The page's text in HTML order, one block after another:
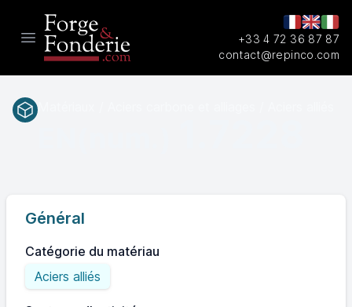
Open main menu
+33 4 72 36 87 87
contact@repinco.com
Général
Catégorie du matériau
Aciers alliés